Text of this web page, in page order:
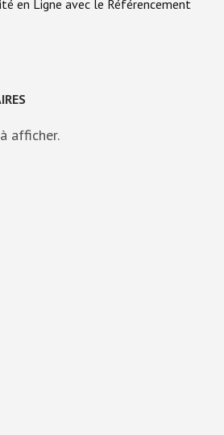
en Ligne avec le Référencement
afficher.